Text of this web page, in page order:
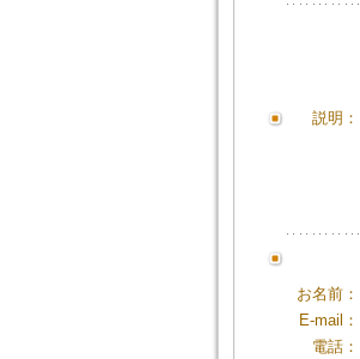
説明：
お名前：
E-mail：
電話：